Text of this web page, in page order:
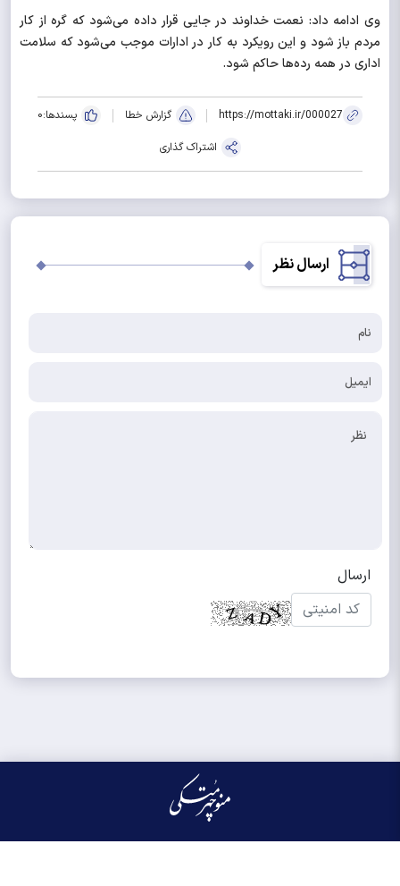
وی ادامه داد: نعمت خداوند در جایی قرار داده می‌شود که گره از کار
مردم باز شود و این رویکرد به کار در ادارات موجب می‌شود که سلامت
اداری در همه رده‌ها حاکم شود.
https://mottaki.ir/000027 گزارش خطا پسندها:0
اشتراک گذاری
ارسال نظر